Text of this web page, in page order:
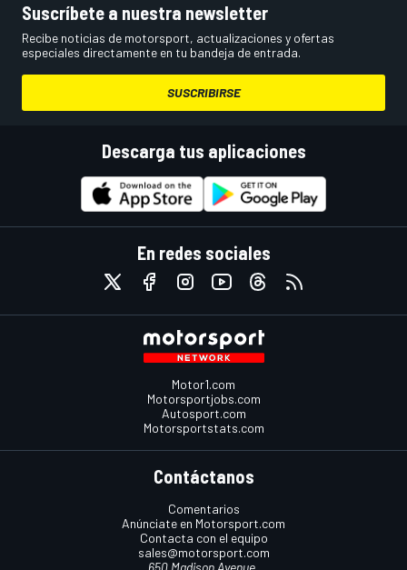
Suscríbete a nuestra newsletter
Recibe noticias de motorsport, actualizaciones y ofertas
especiales directamente en tu bandeja de entrada.
SUSCRIBIRSE
Descarga tus aplicaciones
En redes sociales
Motor1.com
Motorsportjobs.com
Autosport.com
Motorsportstats.com
Contáctanos
Comentarios
Anúnciate en Motorsport.com
Contacta con el equipo
sales@motorsport.com